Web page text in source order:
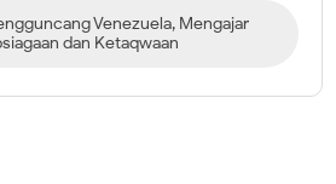
Venezuela, Mengajar
dan Ketaqwaan